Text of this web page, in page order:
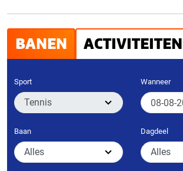
BANEN ACTIVITEITEN
Sport Wanneer
Baan Dagdeel